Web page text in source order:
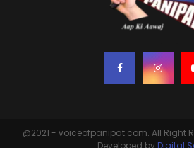
@2021 - voiceofpanipat.com. All Right